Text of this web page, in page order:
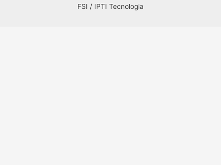
FSI / IPTI Tecnologia